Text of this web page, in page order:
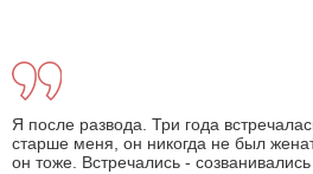
Я после развода. Три года
старше меня, он никогда не был
он тоже. Встречались -